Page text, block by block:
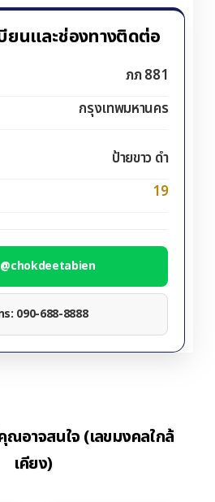
ยนและช่องทางติดต่อ
ภภ 881
กรุงเทพมหานคร
ป้ายขาว ดำ
19
ร: 090-688-8888
ณอาจสนใจ (เลขมงคลใกล้
เคียง)